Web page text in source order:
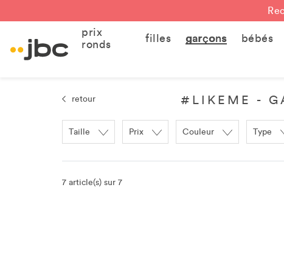
prix
ronds
filles garçons bébés
retour #LIKEME -
Taille Prix Couleur Type
7 article(s) sur 7